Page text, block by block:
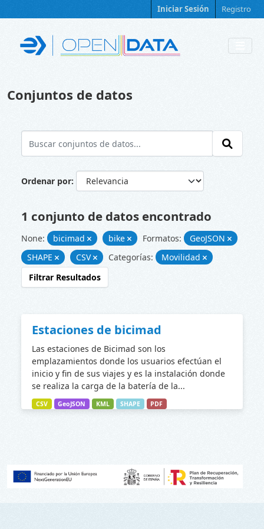
Iniciar Sesión Registro
Conjuntos de datos
Ordenar por
1 conjunto de datos encontrado
None: bicimad bike Formatos:
GeoJSON
SHAPE
CSV Categorías:
Movilidad
Filtrar Resultados
Estaciones de bicimad
Las estaciones de Bicimad son los
emplazamientos donde los usuarios efectúan el
inicio y fin de sus viajes y es la instalación donde
se realiza la carga de la batería de la...
CSV GeoJSON KML SHAPE PDF